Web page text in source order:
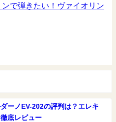
で弾きたい！ヴァイオリン
ーノEV-202の評判は？エレキ
底レビュー